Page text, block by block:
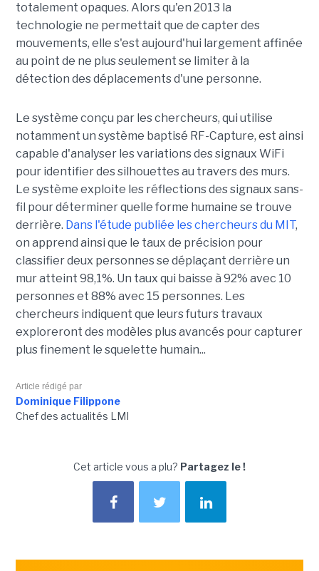
totalement opaques. Alors qu'en 2013 la
technologie ne permettait que de capter des
mouvements, elle s'est aujourd'hui largement affinée
au point de ne plus seulement se limiter à la
détection des déplacements d'une personne.
Le système conçu par les chercheurs, qui utilise
notamment un système baptisé RF-Capture, est ainsi
capable d'analyser les variations des signaux WiFi
pour identifier des silhouettes au travers des murs.
Le système exploite les réflections des signaux sans-
fil pour déterminer quelle forme humaine se trouve
derrière. Dans l'étude publiée les chercheurs du MIT,
on apprend ainsi que le taux de précision pour
classifier deux personnes se déplaçant derrière un
mur atteint 98,1%. Un taux qui baisse à 92% avec 10
personnes et 88% avec 15 personnes. Les
chercheurs indiquent que leurs futurs travaux
exploreront des modèles plus avancés pour capturer
plus finement le squelette humain...
Article rédigé par
Dominique Filippone
Chef des actualités LMI
Cet article vous a plu? Partagez le !